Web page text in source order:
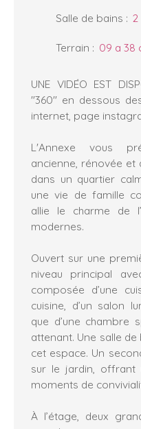
Salle de bains : 2
Terrain : 09 a 38
UNE VIDÉO EST
"360" en dessous
internet, page
L'Annexe vous
ancienne, rénovée et
dans un quartier
une vie de famille
allie le charme de
modernes.
Ouvert sur une
niveau principal
composée d’une
cuisine, d’un salon
que d’une chambre
attenant. Une salle
cet espace. Un
sur le jardin,
moments de
À l’étage, deux